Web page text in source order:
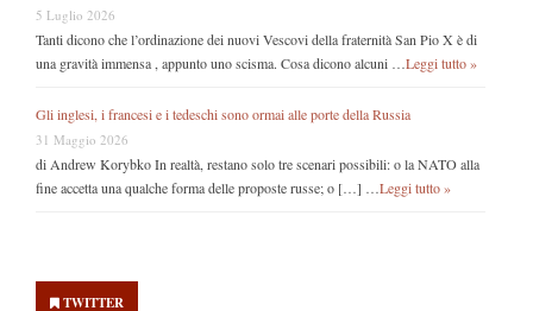
5 Luglio 2026
Tanti dicono che l’ordinazione dei nuovi Vescovi della fraternità San Pio X è di
una gravità immensa , appunto uno scisma. Cosa dicono alcuni … Leggi tutto »
Gli inglesi, i francesi e i tedeschi sono ormai alle porte della Russia
31 Maggio 2026
di Andrew Korybko In realtà, restano solo tre scenari possibili: o la NATO alla
fine accetta una qualche forma delle proposte russe; o […] … Leggi tutto »
Sidebar
TWITTER